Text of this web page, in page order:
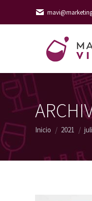
Estás aquí:
Inicio 2021